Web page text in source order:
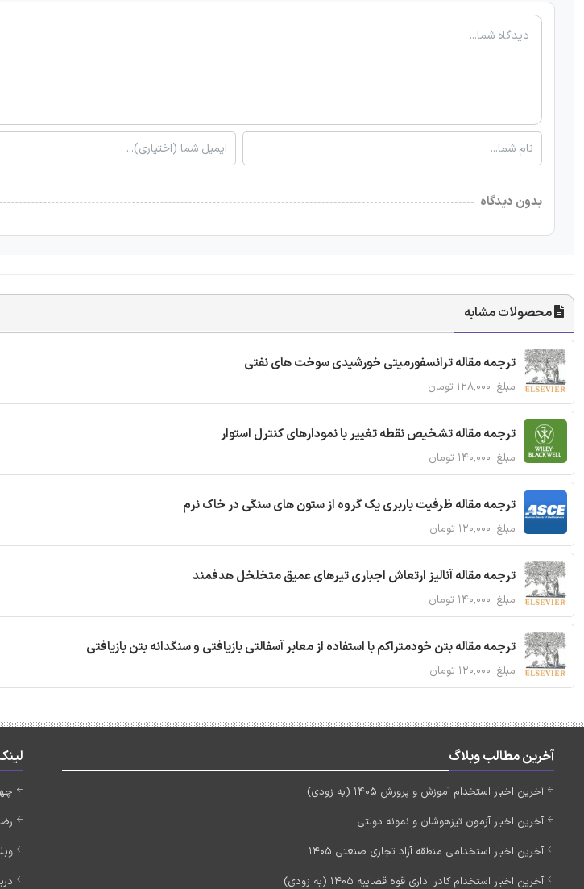
بدون دیدگاه
محصولات مشابه
ترجمه مقاله ترانسفورمیتی خورشیدی سوخت های نفتی
مبلغ: ۱۲۸,۰۰۰ تومان
ترجمه مقاله تشخیص نقطه تغییر با نمودارهای کنترل استوار
مبلغ: ۱۴۰,۰۰۰ تومان
ترجمه مقاله ظرفیت باربری یک گروه از ستون های سنگی در خاک نرم
مبلغ: ۱۲۰,۰۰۰ تومان
ترجمه مقاله آنالیز ارتعاش اجباری تیرهای عمیق متخلخل هدفمند
مبلغ: ۱۴۰,۰۰۰ تومان
ترجمه مقاله بتن خودمتراکم با استفاده از معابر آسفالتی بازیافتی و سنگدانه بتن بازیافتی
مبلغ: ۱۲۰,۰۰۰ تومان
آخرین مطالب وبلاگ
آخرین اخبار استخدام آموزش و پرورش 1405 (به زودی)
آخرین اخبار آزمون تیزهوشان و نمونه دولتی
آخرین اخبار استخدامی منطقه آزاد تجاری صنعتی 1405
آخرین اخبار استخدام کادر اداری قوه قضاییه 1405 (به زودی)